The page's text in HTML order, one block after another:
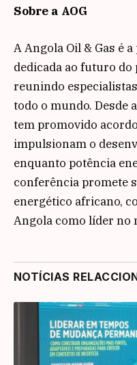
Sobre a AOG
A Angola Oil & Gas é
dedicada ao futuro do
reunindo
todo o mundo. Desde
tem promovido
impulsionam o
enquanto potência
conferência promete
energético africano,
Angola como líder no
NOTÍCIAS